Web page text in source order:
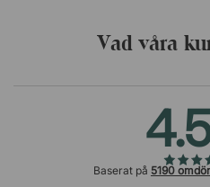
Vad våra
Baserat på 5190